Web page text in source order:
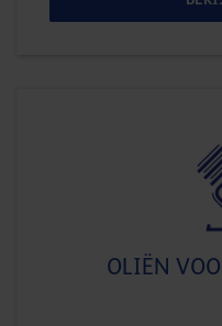
OLIËN